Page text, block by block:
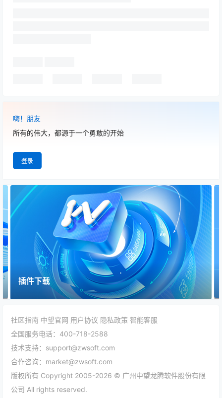
嗨！朋友
所有的伟大，都源于一个勇敢的开始
登录
插件下载
社区指南 中望官网 用户协议 隐私政策 智能客服
全国服务电话：400-718-2588
技术支持：support@zwsoft.com
合作咨询：market@zwsoft.com
版权所有 Copyright 2005-2026 © 广州中望龙腾软件股份有限
公司 All rights reserved.